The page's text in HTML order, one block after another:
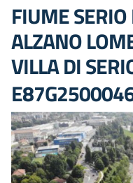
FIUME
ALZANO
VILLA DI